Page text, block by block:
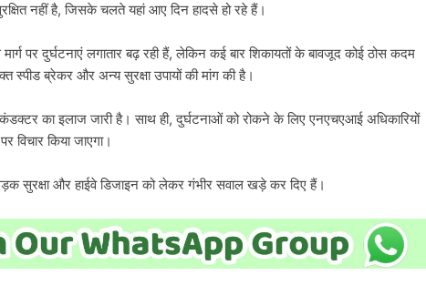
नहीं है, जिसके चलते यहां आए दिन हादसे हो रहे हैं।
पर दुर्घटनाएं लगातार बढ़ रही हैं, लेकिन कई बार शिकायतों के बावजूद कोई ठोस कदम
स्पीड ब्रेकर और अन्य सुरक्षा उपायों की मांग की है।
का इलाज जारी है। साथ ही, दुर्घटनाओं को रोकने के लिए एनएचएआई अधिकारियों
विचार किया जाएगा।
सुरक्षा और हाईवे डिजाइन को लेकर गंभीर सवाल खड़े कर दिए हैं।